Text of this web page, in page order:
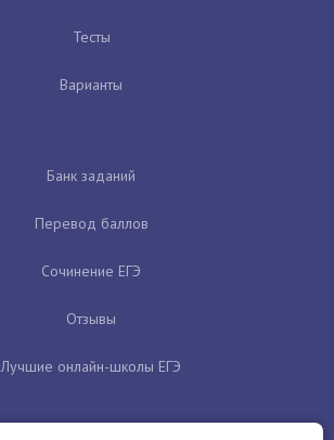
Тесты
Варианты
Банк заданий
Перевод баллов
Сочинение ЕГЭ
Отзывы
Лучшие онлайн-школы ЕГЭ